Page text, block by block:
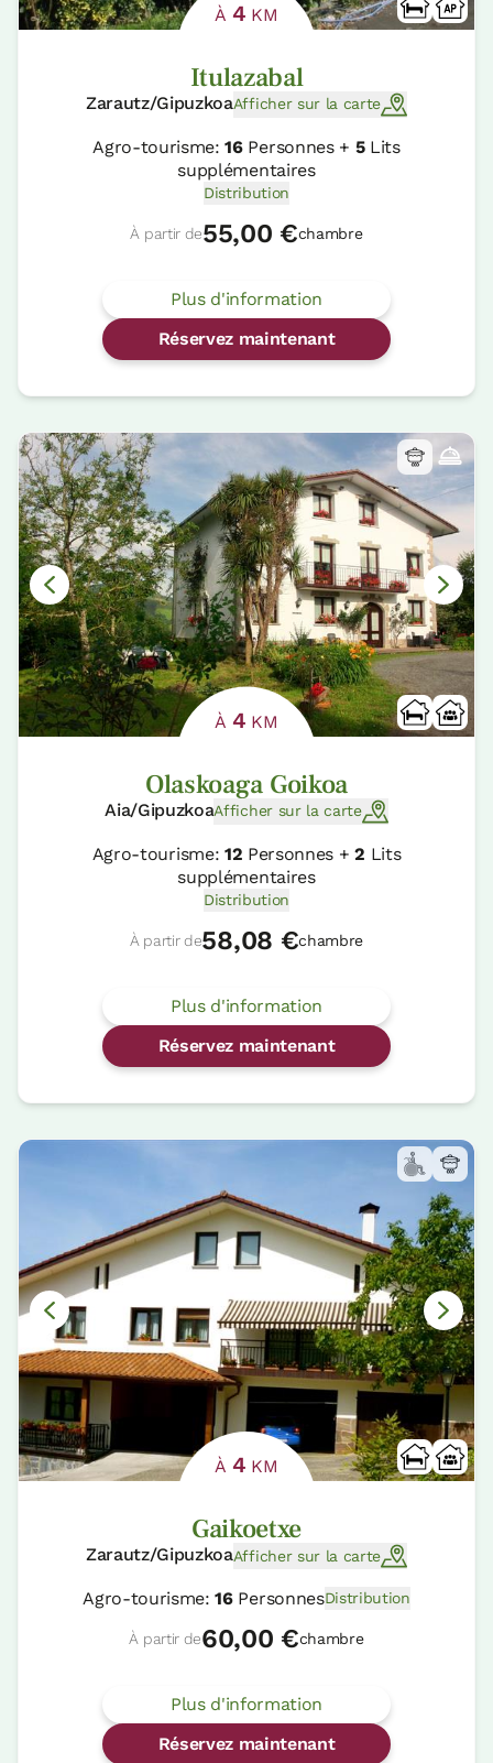
À 4 KM
Itulazabal
Zarautz/GipuzkoaAfficher sur la carte
Agro-tourisme:16Personnes + 5Lits
supplémentaires
Distribution
À partir de55,00 €chambre
Plus d'information
Réservez maintenant
À 4 KM
Olaskoaga Goikoa
Aia/GipuzkoaAfficher sur la carte
Agro-tourisme: 12 Personnes +2 Lits
supplémentaires
Distribution
À partir de58,08 €chambre
Plus d'information
Réservez maintenant
À 4 KM
Gaikoetxe
Zarautz/GipuzkoaAfficher sur la carte
Agro-tourisme:16PersonnesDistribution
À partir de60,00 €chambre
Plus d'information
Réservez maintenant